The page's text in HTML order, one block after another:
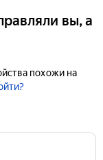
вы, а
похожи на